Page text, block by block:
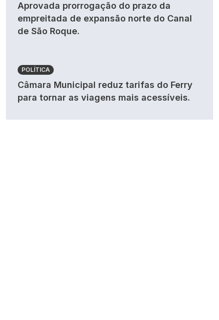
Aprovada prorrogação do prazo da
empreitada de expansão norte do Canal
de São Roque.
POLÍTICA
Câmara Municipal reduz tarifas do Ferry
para tornar as viagens mais acessíveis.